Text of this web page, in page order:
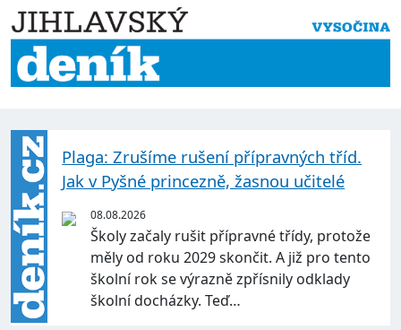
Plaga: Zrušíme rušení přípravných tříd.
Jak v Pyšné princezně, žasnou učitelé
08.08.2026
Školy začaly rušit přípravné třídy, protože
měly od roku 2029 skončit. A již pro tento
školní rok se výrazně zpřísnily odklady
školní docházky. Teď…